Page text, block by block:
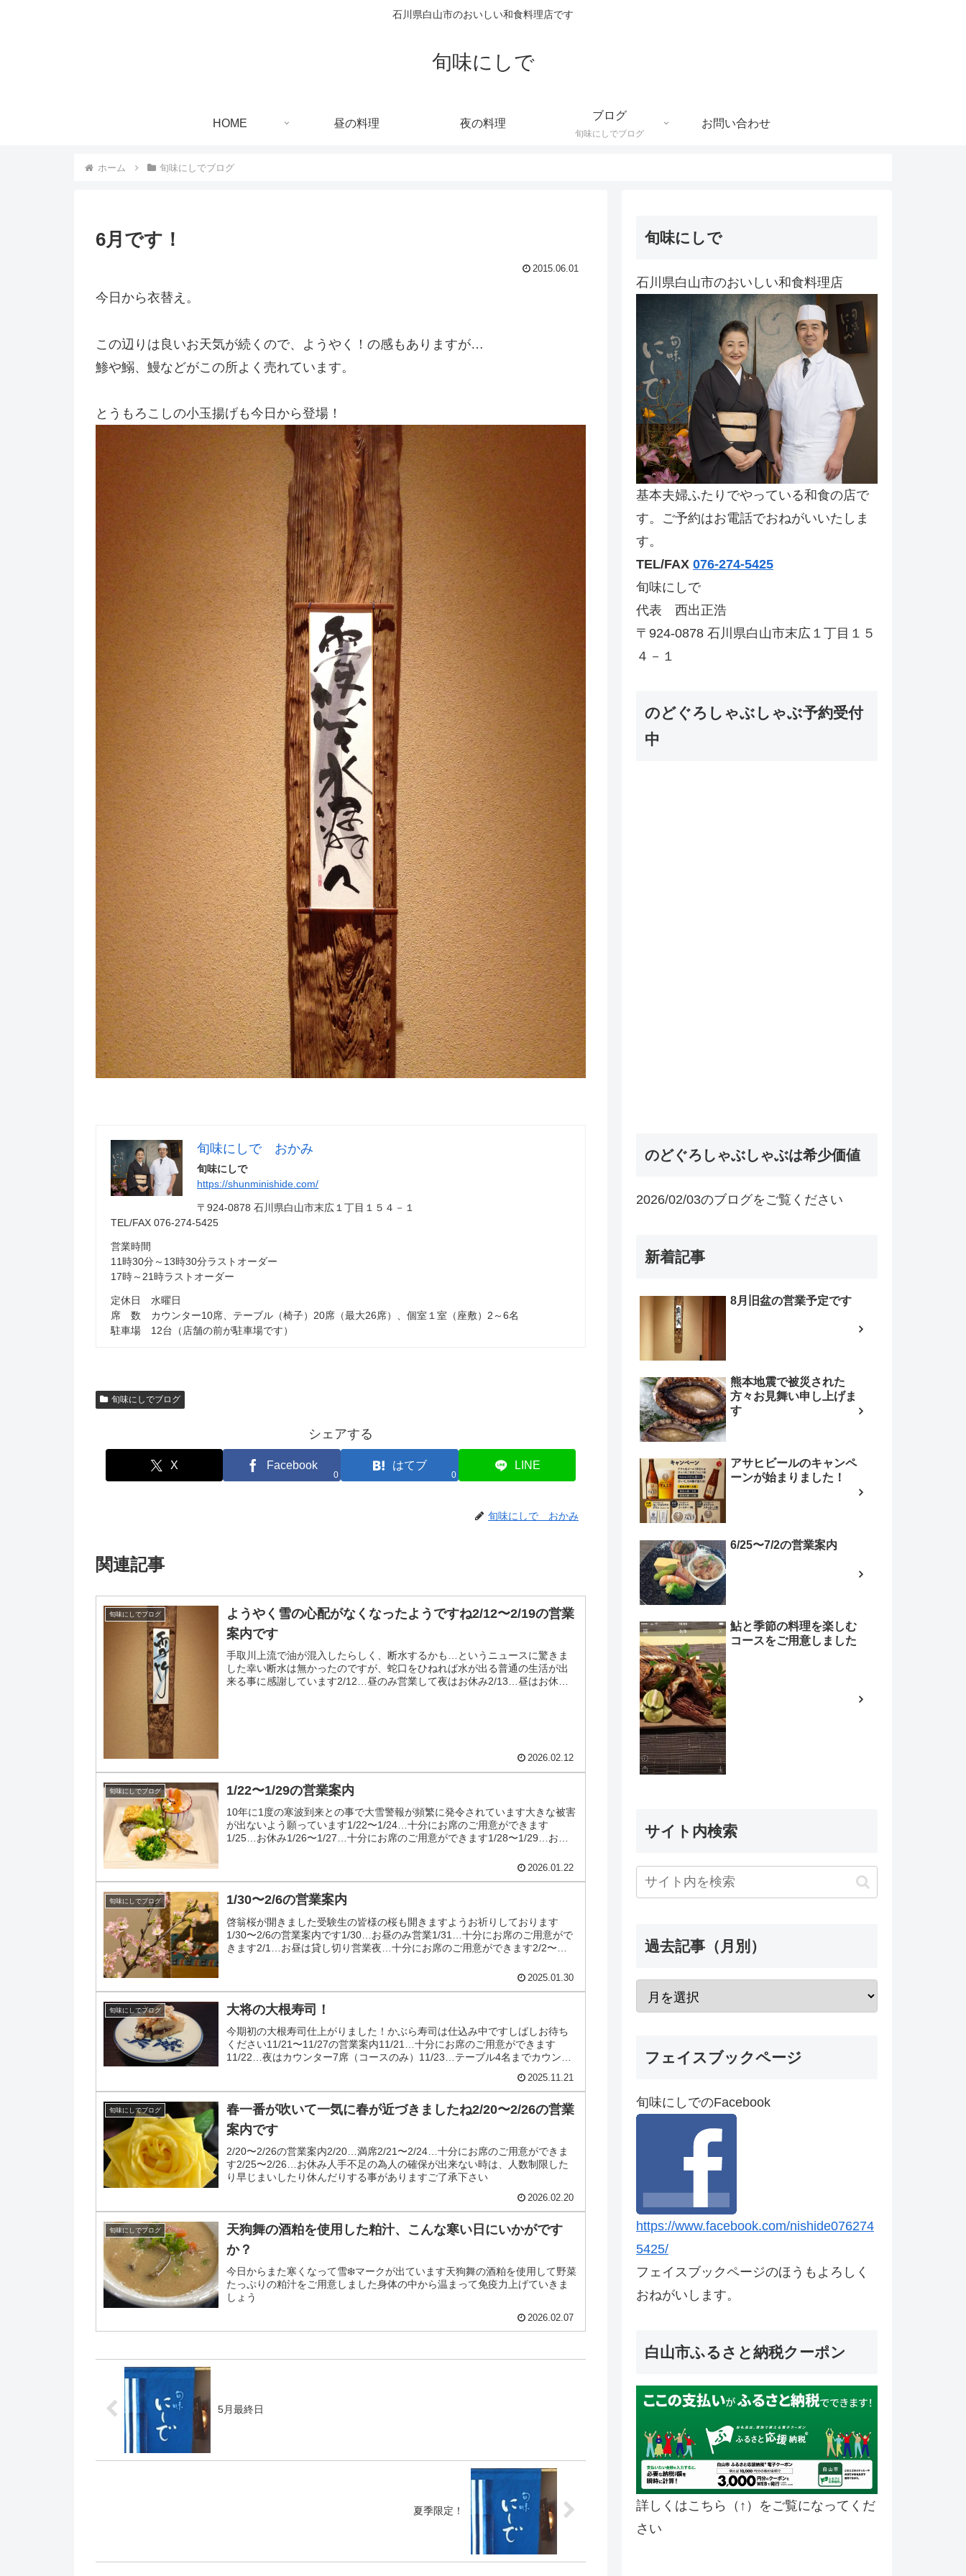
石川県白山市のおいしい和食料理店です
旬味にしで
HOME 昼の料理 夜の料理
ブログ
旬味にしでブログ
お問い合わせ
ホーム 旬味にしでブログ
6月です！
2015.06.01
今日から衣替え。
この辺りは良いお天気が続くので、ようやく！の感もありますが…
鯵や鰯、鰻などがこの所よく売れています。
とうもろこしの小玉揚げも今日から登場！
旬味にしで おかみ
旬味にしで
https://shunminishide.com/
〒924-0878 石川県白山市末広１丁目１５４－１
TEL/FAX 076-274-5425
営業時間
11時30分～13時30分ラストオーダー
17時～21時ラストオーダー
定休日 水曜日
席 数 カウンター10席、テーブル（椅子）20席（最大26席）、個室１室（座敷）2～6名
駐車場 12台（店舗の前が駐車場です）
旬味にしでブログ
シェアする
X Facebook
0
はてブ
0
LINE
旬味にしで おかみ
関連記事
旬味にしでブログ
ようやく雪の心配がなくなったようですね2/12〜2/19の営業
案内です
手取川上流で油が混入したらしく、断水するかも…というニュースに驚きま
した幸い断水は無かったのですが、蛇口をひねれば水が出る普通の生活が出
来る事に感謝しています2/12…昼のみ営業して夜はお休み2/13…昼はお休み
2026.02.12
旬味にしでブログ 1/22〜1/29の営業案内
10年に1度の寒波到来との事で大雪警報が頻繁に発令されています大きな被害
が出ないよう願っています1/22〜1/24…十分にお席のご用意ができます
1/25…お休み1/26〜1/27…十分にお席のご用意ができます1/28〜1/29…お休
2026.01.22
旬味にしでブログ 1/30〜2/6の営業案内
啓翁桜が開きました受験生の皆様の桜も開きますようお祈りしております
1/30〜2/6の営業案内です1/30…お昼のみ営業1/31…十分にお席のご用意がで
きます2/1…お昼は貸し切り営業夜…十分にお席のご用意ができます2/2〜
2025.01.30
旬味にしでブログ 大将の大根寿司！
今期初の大根寿司仕上がりました！かぶら寿司は仕込み中ですしばしお待ち
ください11/21〜11/27の営業案内11/21…十分にお席のご用意ができます
11/22…夜はカウンター7席（コースのみ）11/23…テーブル4名までカウンタ
2025.11.21
旬味にしでブログ
春一番が吹いて一気に春が近づきましたね2/20〜2/26の営業
案内です
2/20〜2/26の営業案内2/20…満席2/21〜2/24…十分にお席のご用意ができま
す2/25〜2/26…お休み人手不足の為人の確保が出来ない時は、人数制限した
り早じまいしたり休んだりする事がありますご了承下さい
2026.02.20
旬味にしでブログ
天狗舞の酒粕を使用した粕汁、こんな寒い日にいかがです
か？
今日からまた寒くなって雪❄️マークが出ています天狗舞の酒粕を使用して野菜
たっぷりの粕汁をご用意しました身体の中から温まって免疫力上げていきま
しょう
2026.02.07
5月最終日
夏季限定！
旬味にしで
石川県白山市のおいしい和食料理店
基本夫婦ふたりでやっている和食の店で
す。ご予約はお電話でおねがいいたしま
す。
TEL/FAX 076-274-5425
旬味にしで
代表 西出正浩
〒924-0878 石川県白山市末広１丁目１５
４－１
のどぐろしゃぶしゃぶ予約受付
中
のどぐろしゃぶしゃぶは希少価値
2026/02/03のブログをご覧ください
新着記事
8月旧盆の営業予定です
熊本地震で被災された
方々お見舞い申し上げま
す
アサヒビールのキャンペ
ーンが始まりました！
6/25〜7/2の営業案内
鮎と季節の料理を楽しむ
コースをご用意しました
サイト内検索
過去記事（月別）
フェイスブックページ
旬味にしでのFacebook
https://www.facebook.com/nishide076274
5425/
フェイスブックページのほうもよろしく
おねがいします。
白山市ふるさと納税クーポン
詳しくはこちら（↑）をご覧になってくだ
さい